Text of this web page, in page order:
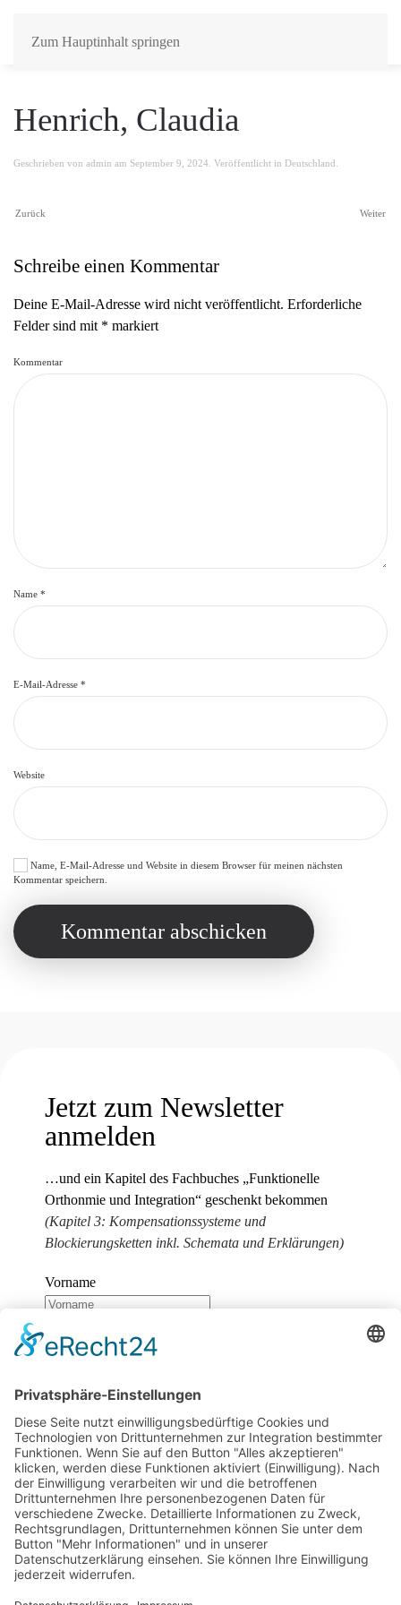
Zum Hauptinhalt springen
Henrich, Claudia
Geschrieben von admin am September 9, 2024. Veröffentlicht in Deutschland .
Zurück Weiter
Schreibe einen Kommentar
Deine E-Mail-Adresse wird nicht veröffentlicht. Erforderliche
Felder sind mit * markiert
Kommentar
Name *
E-Mail-Adresse *
Website
Name, E-Mail-Adresse und Website in diesem Browser für meinen nächsten
Kommentar speichern.
Kommentar abschicken
Jetzt zum Newsletter
anmelden
…und ein Kapitel des Fachbuches „Funktionelle
Orthonmie und Integration“ geschenkt bekommen
(Kapitel 3: Kompensationssysteme und
Blockierungsketten inkl. Schemata und Erklärungen)
Vorname
reCaptcha v3-Service zu laden!Wir verwenden
reCAPTCHA, um Ihre eingegebenen Informationen zu
überprüfen. Dieser Service kann Daten zu Ihren
Aktivitäten sammeln. Bitte lesen Sie die Details durch
undstimmen Sie der Nutzung des Service zu , um
fortzufahren.
Zum Newsletter anmelden